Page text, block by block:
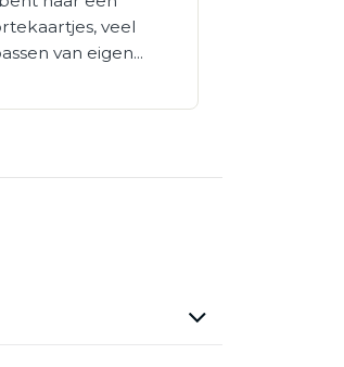
veel
van eigen...